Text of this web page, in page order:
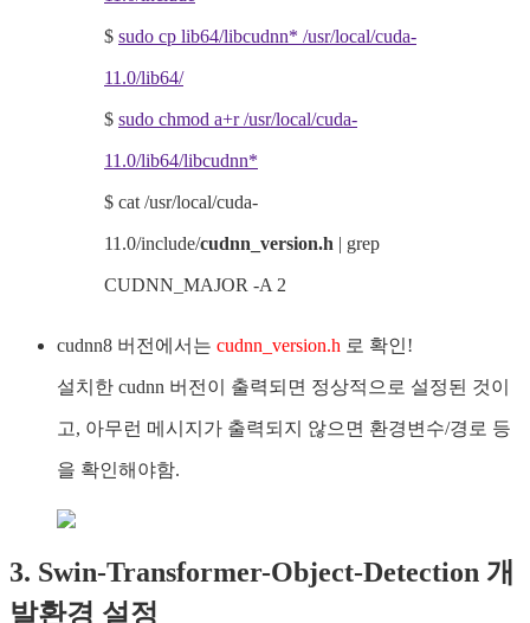
$ sudo cp lib64/libcudnn* /usr/local/cuda-
11.0/lib64/
$ sudo chmod a+r /usr/local/cuda-
11.0/lib64/libcudnn*
$ cat /usr/local/cuda-
11.0/include/cudnn_version.h | grep
CUDNN_MAJOR -A 2
cudnn8 버전에서는 cudnn_version.h 로 확인!
설치한 cudnn 버전이 출력되면 정상적으로 설정된 것이
고, 아무런 메시지가 출력되지 않으면 환경변수/경로 등
을 확인해야함.
3. Swin-Transformer-Object-Detection 개
발환경 설정